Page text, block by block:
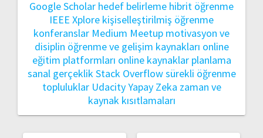
Google Scholar hedef belirleme hibrit öğrenme
IEEE Xplore kişiselleştirilmiş öğrenme
konferanslar Medium Meetup motivasyon ve
disiplin öğrenme ve gelişim kaynakları online
eğitim platformları online kaynaklar planlama
sanal gerçeklikStack Overflowsürekli öğrenme
topluluklar UdacityYapay Zeka zaman ve
kaynak kısıtlamaları